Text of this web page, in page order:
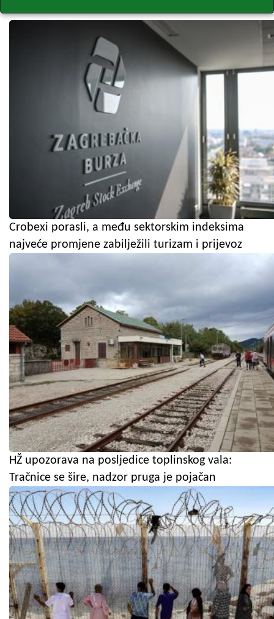
Crobexi porasli, a među sektorskim indeksima
najveće promjene zabilježili turizam i prijevoz
HŽ upozorava na posljedice toplinskog vala:
Tračnice se šire, nadzor pruga je pojačan